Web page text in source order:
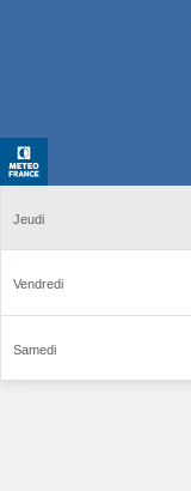
Jeudi
Vendredi
Samedi